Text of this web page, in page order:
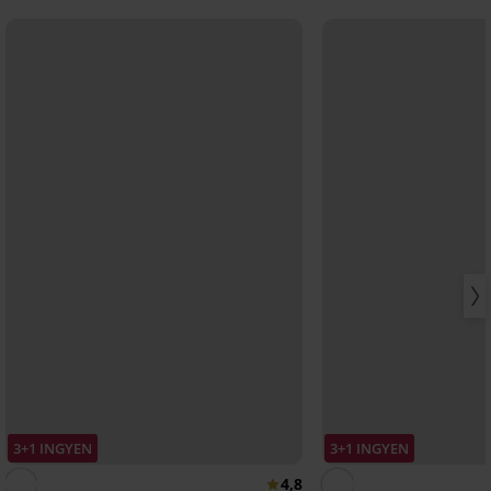
3+1 INGYEN
4,8
3+1 INGYEN